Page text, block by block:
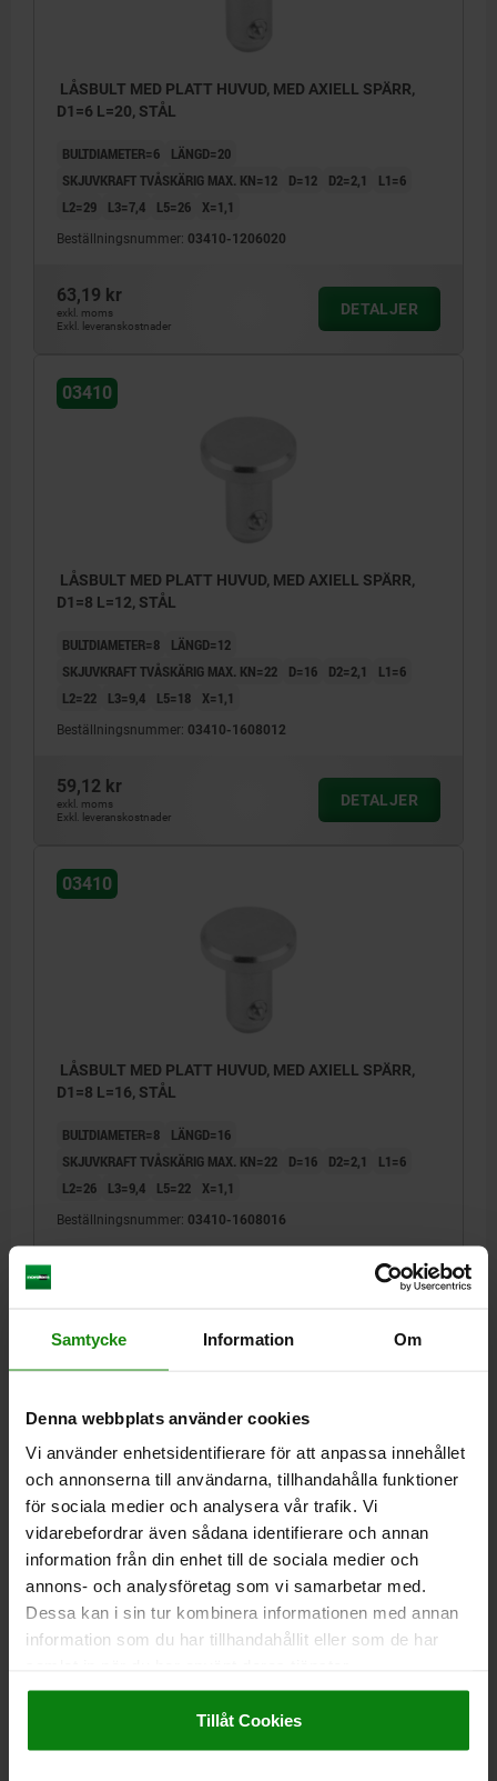
Samtycke Information Om
Denna webbplats använder cookies
Vi använder enhetsidentifierare för att anpassa innehållet
och annonserna till användarna, tillhandahålla funktioner
för sociala medier och analysera vår trafik. Vi
vidarebefordrar även sådana identifierare och annan
information från din enhet till de sociala medier och
annons- och analysföretag som vi samarbetar med.
Dessa kan i sin tur kombinera informationen med annan
information som du har tillhandahållit eller som de har
Impressum|Dataskydd|AGB
Tillåt Cookies
LÅSBULT MED PLATT HUVUD, MED AXIELL SPÄRR,
D1=6 L=20, STÅL
BULTDIAMETER=6
LÄNGD=20
SKJUVKRAFT TVÅSKÄRIG MAX. KN=12
D=12 D2=2,1
L1=6
L2=29
L3=7,4 L5=26 X=1,1
Beställningsnummer: 03410-1206020
63,19 kr
exkl. moms
Exkl. leveranskostnader
DETALJER
03410
LÅSBULT MED PLATT HUVUD, MED AXIELL SPÄRR,
D1=8 L=12, STÅL
BULTDIAMETER=8
LÄNGD=12
SKJUVKRAFT TVÅSKÄRIG MAX. KN=22
D=16 D2=2,1
L1=6
L2=22
L3=9,4 L5=18 X=1,1
Beställningsnummer: 03410-1608012
59,12 kr
exkl. moms
Exkl. leveranskostnader
DETALJER
03410
LÅSBULT MED PLATT HUVUD, MED AXIELL SPÄRR,
D1=8 L=16, STÅL
BULTDIAMETER=8
LÄNGD=16
SKJUVKRAFT TVÅSKÄRIG MAX. KN=22
D=16 D2=2,1
L1=6
L2=26
L3=9,4 L5=22 X=1,1
Beställningsnummer: 03410-1608016
DETALJER
03410
LÅSBULT MED PLATT HUVUD, MED AXIELL SPÄRR,
D1=8 L=20, STÅL
BULTDIAMETER=8
LÄNGD=20
SKJUVKRAFT TVÅSKÄRIG MAX. KN=22
D=16 D2=2,1
L1=6
03410-1608020